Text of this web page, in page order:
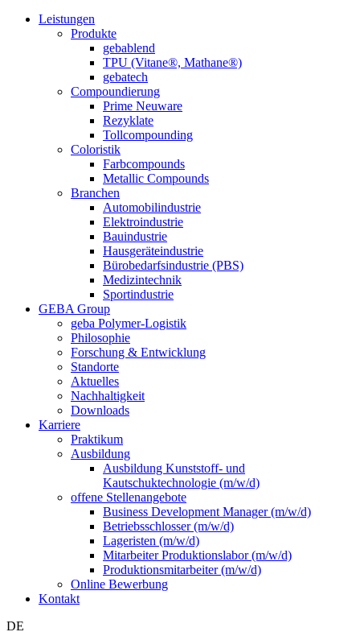
Leistungen
Produkte
gebablend
TPU (Vitane®, Mathane®)
gebatech
Compoundierung
Prime Neuware
Rezyklate
Tollcompounding
Coloristik
Farbcompounds
Metallic Compounds
Branchen
Automobilindustrie
Elektroindustrie
Bauindustrie
Hausgeräteindustrie
Bürobedarfsindustrie (PBS)
Medizintechnik
Sportindustrie
GEBA Group
geba Polymer-Logistik
Philosophie
Forschung & Entwicklung
Standorte
Aktuelles
Nachhaltigkeit
Downloads
Karriere
Praktikum
Ausbildung
Ausbildung Kunststoff- und
Kautschuktechnologie (m/w/d)
offene Stellenangebote
Business Development Manager (m/w/d)
Betriebsschlosser (m/w/d)
Lageristen (m/w/d)
Mitarbeiter Produktionslabor (m/w/d)
Produktionsmitarbeiter (m/w/d)
Online Bewerbung
Kontakt
DE